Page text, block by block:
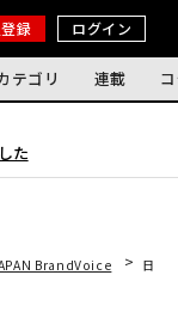
録 ログイン
テゴリ 連載
た
BrandVoice 日本